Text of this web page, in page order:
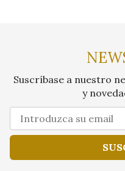
Suscríbase a nuestro
y